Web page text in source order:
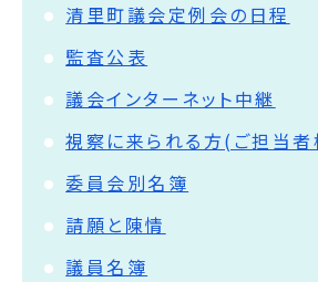
清里町議会定例会の日程
監査公表
議会インターネット中継
視察に来られる方(ご担当
委員会別名簿
請願と陳情
議員名簿